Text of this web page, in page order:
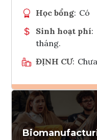
Học bổng: Có
Sinh hoạt phí:
tháng.
ĐỊNH CƯ: